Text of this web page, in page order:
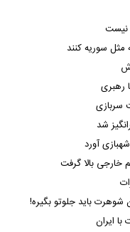
نیست
رهبری
سربازی
شد
آورد
خارجی بالا گرفت
باید جلوتو بگیره!
ایران